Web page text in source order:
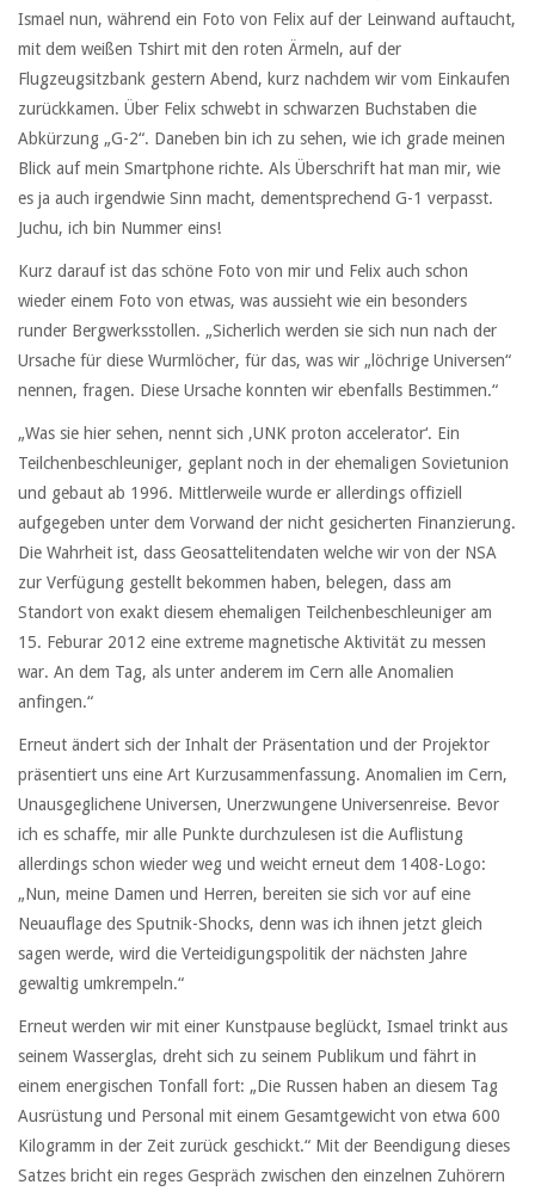
Ismael nun, während ein Foto von Felix auf der Leinwand auftaucht,
mit dem weißen Tshirt mit den roten Ärmeln, auf der
Flugzeugsitzbank gestern Abend, kurz nachdem wir vom Einkaufen
zurückkamen. Über Felix schwebt in schwarzen Buchstaben die
Abkürzung „G-2“. Daneben bin ich zu sehen, wie ich grade meinen
Blick auf mein Smartphone richte. Als Überschrift hat man mir, wie
es ja auch irgendwie Sinn macht, dementsprechend G-1 verpasst.
Juchu, ich bin Nummer eins!
Kurz darauf ist das schöne Foto von mir und Felix auch schon
wieder einem Foto von etwas, was aussieht wie ein besonders
runder Bergwerksstollen. „Sicherlich werden sie sich nun nach der
Ursache für diese Wurmlöcher, für das, was wir „löchrige Universen“
nennen, fragen. Diese Ursache konnten wir ebenfalls Bestimmen.“
„Was sie hier sehen, nennt sich ‚UNK proton accelerator‘. Ein
Teilchenbeschleuniger, geplant noch in der ehemaligen Sovietunion
und gebaut ab 1996. Mittlerweile wurde er allerdings offiziell
aufgegeben unter dem Vorwand der nicht gesicherten Finanzierung.
Die Wahrheit ist, dass Geosattelitendaten welche wir von der NSA
zur Verfügung gestellt bekommen haben, belegen, dass am
Standort von exakt diesem ehemaligen Teilchenbeschleuniger am
15. Feburar 2012 eine extreme magnetische Aktivität zu messen
war. An dem Tag, als unter anderem im Cern alle Anomalien
anfingen.“
Erneut ändert sich der Inhalt der Präsentation und der Projektor
präsentiert uns eine Art Kurzusammenfassung. Anomalien im Cern,
Unausgeglichene Universen, Unerzwungene Universenreise. Bevor
ich es schaffe, mir alle Punkte durchzulesen ist die Auflistung
allerdings schon wieder weg und weicht erneut dem 1408-Logo:
„Nun, meine Damen und Herren, bereiten sie sich vor auf eine
Neuauflage des Sputnik-Shocks, denn was ich ihnen jetzt gleich
sagen werde, wird die Verteidigungspolitik der nächsten Jahre
gewaltig umkrempeln.“
Erneut werden wir mit einer Kunstpause beglückt, Ismael trinkt aus
seinem Wasserglas, dreht sich zu seinem Publikum und fährt in
einem energischen Tonfall fort: „Die Russen haben an diesem Tag
Ausrüstung und Personal mit einem Gesamtgewicht von etwa 600
Kilogramm in der Zeit zurück geschickt.“ Mit der Beendigung dieses
Satzes bricht ein reges Gespräch zwischen den einzelnen Zuhörern